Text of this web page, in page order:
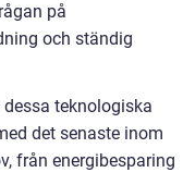
på
och ständig
teknologiska
det senaste inom
från energibesparing